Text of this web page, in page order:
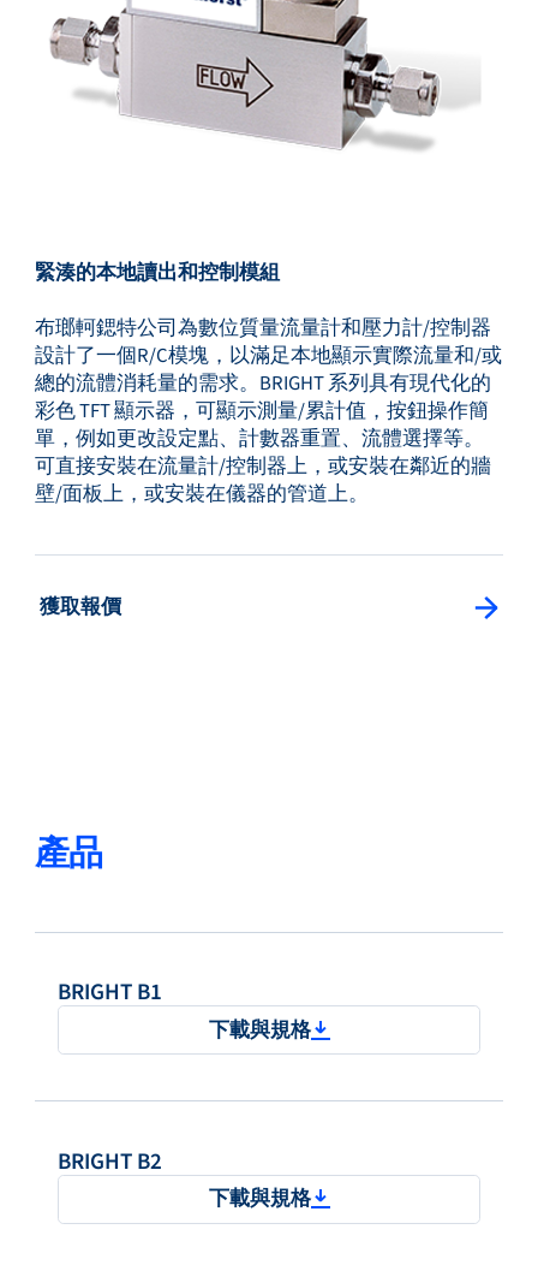
關於柏朗豪斯特
緊湊的本地讀出和控制模組
布瑯軻鍶特公司為數位質量流量計和壓力計/控制器
設計了一個R/C模塊，以滿足本地顯示實際流量和/或
總的流體消耗量的需求。BRIGHT 系列具有現代化的
彩色 TFT 顯示器，可顯示測量/累計值，按鈕操作簡
單，例如更改設定點、計數器重置、流體選擇等。
可直接安裝在流量計/控制器上，或安裝在鄰近的牆
壁/面板上，或安裝在儀器的管道上。
獲取報價: 獲取報價
產品
BRIGHT B1
下載與規格
BRIGHT B2
下載與規格